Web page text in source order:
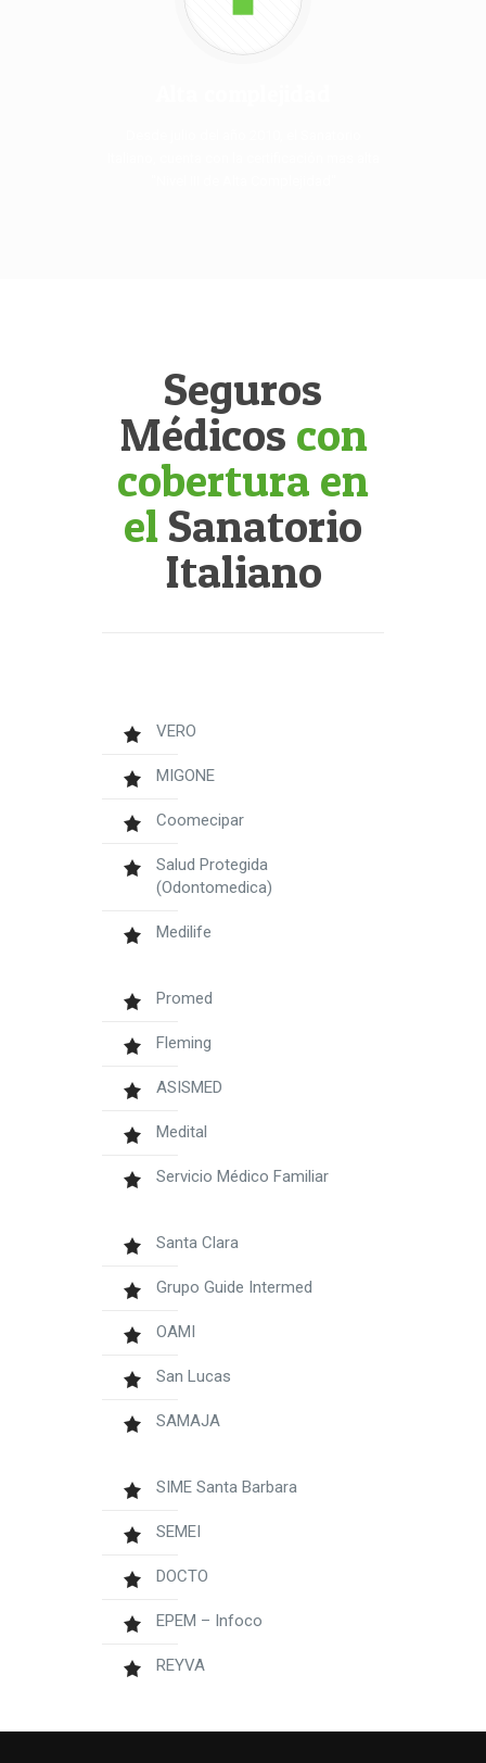
Seguros
Médicos con
cobertura en
elSanatorio
Italiano
VERO
MIGONE
Coomecipar
Salud Protegida
(Odontomedica)
Medilife
Promed
Fleming
ASISMED
Medital
Servicio Médico Familiar
Santa Clara
Grupo Guide Intermed
OAMI
San Lucas
SAMAJA
SIME Santa Barbara
SEMEI
DOCTO
EPEM – Infoco
REYVA